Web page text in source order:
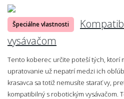
Špeciálne vlastnosti
vysávačom
Tento koberec určite poteší tých, ktorí
upratovanie už nepatrí medzi ich
krasavca sa totiž nemusíte starať vy,
kompatibilný s robotickým vysávačom.